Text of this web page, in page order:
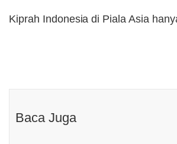
Kiprah Indonesia di Piala Asia
Baca Juga